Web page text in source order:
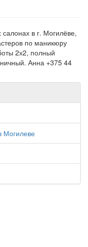
в г. Могилёве,
по маникюру
2х2, полный
Анна +375 44
Могилеве